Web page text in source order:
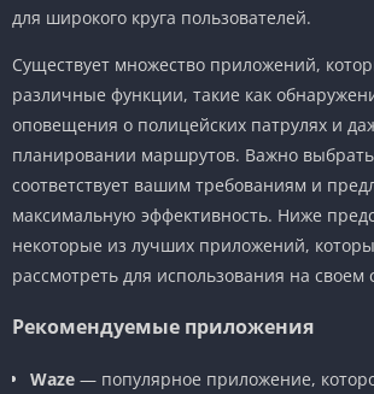
для широкого круга пользователей.
Существует множество приложений,
различные функции, такие как
оповещения о полицейских патрулях и
планировании маршрутов. Важно выбрать
соответствует вашим требованиям и
максимальную эффективность. Ниже
некоторые из лучших приложений,
рассмотреть для использования на своем
Рекомендуемые приложения
Waze — популярное приложение,